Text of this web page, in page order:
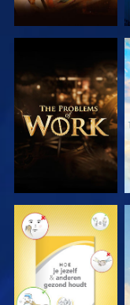
VERKEN DE
SERIE
KIJK